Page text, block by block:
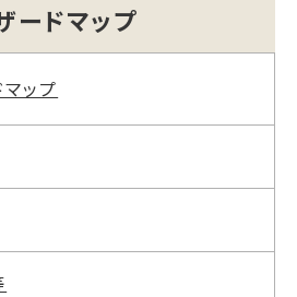
ードマップ
ップ